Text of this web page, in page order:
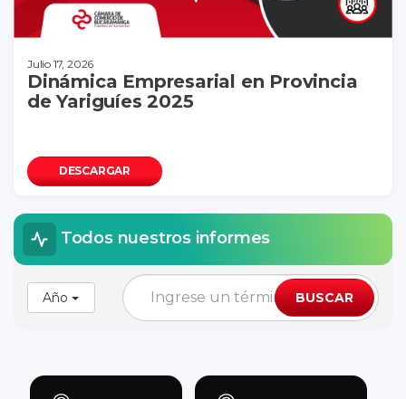
Julio 17, 2026
Dinámica Empresarial en Provincia
de Yariguíes 2025
DESCARGAR
Todos nuestros informes
Año BUSCAR